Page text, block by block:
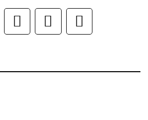
eksik bilgiler bulunuyor.
hatalar bulunuyor.
sitelerden daha pahalı.
farklı alternatifler olmalı.